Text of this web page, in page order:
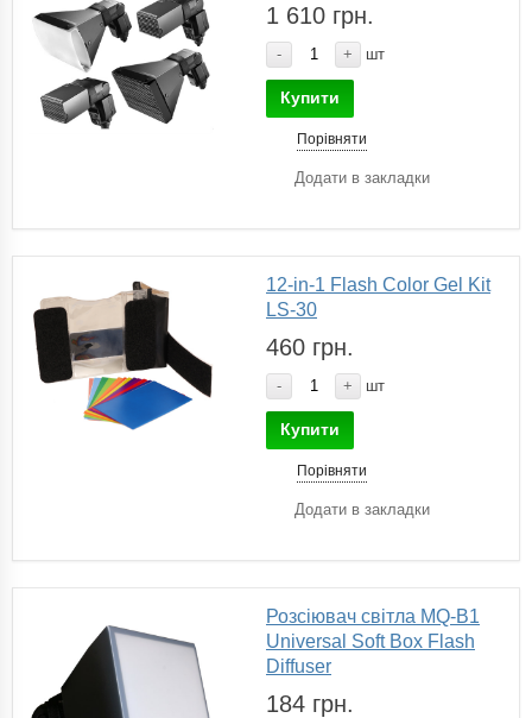
1 610 грн.
- + шт
Купити
Порівняти
Додати в закладки
12-in-1 Flash Color Gel Kit
LS-30
460 грн.
- + шт
Купити
Порівняти
Додати в закладки
Розсіювач світла MQ-B1
Universal Soft Box Flash
Diffuser
184 грн.